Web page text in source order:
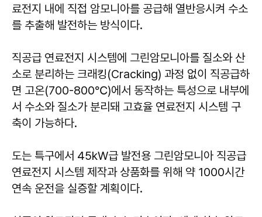
료전지 내에 직접 암모니아를 공급해 열반응시켜 수소
를 추출해 발전하는 방식이다.
직공급 연료전지 시스템에 그린암모니아를 질소와 산
소로 분리하는 크래킹(Cracking) 과정 없이 직공급하
면 고온(700-800℃)에서 동작하는 특성으로 내부에
서 수소와 질소가 분리돼 고효율 연료전지 시스템 구
축이 가능하다.
도는 특구에서 45kW급 발전용 그린암모니아 직공급
연료전지 시스템 제작과 상품화를 위해 약 1000시간
연속 운전을 실증할 계획이다.